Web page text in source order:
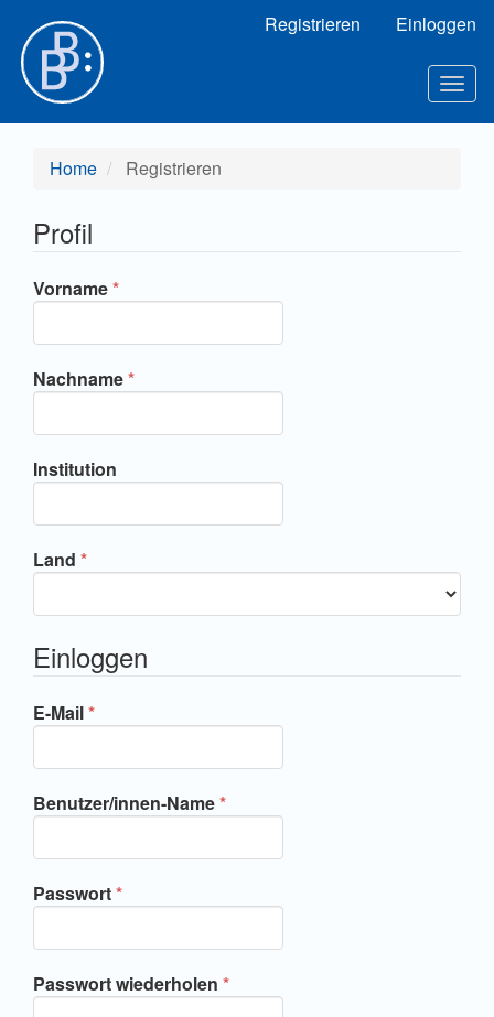
Hauptinhalt
Sidebar
Registrieren Einloggen
Home Registrieren
Profil
Vorname*Erforderlich
Nachname*Erforderlich
Institution
Land *Erforderlich
Einloggen
E-Mail*Erforderlich
Benutzer/innen-Name*Erforderlich
Passwort*Erforderlich
Passwort wiederholen *Erforderlich